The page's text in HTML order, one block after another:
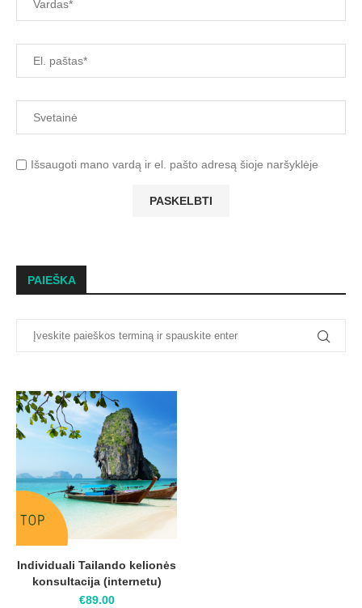
Išsaugoti mano vardą ir el. pašto adresą šioje naršyklėje
PAIEŠKA
Individuali Tailando kelionės
konsultacija (internetu)
€89.00